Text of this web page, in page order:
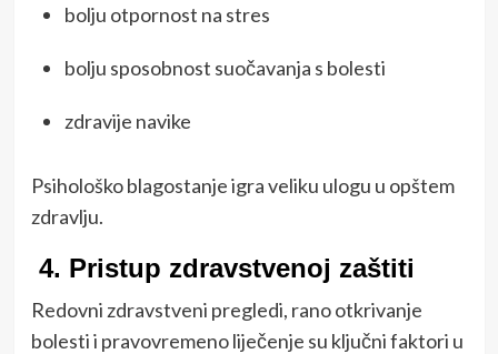
bolju otpornost na stres
bolju sposobnost suočavanja s bolesti
zdravije navike
Psihološko blagostanje igra veliku ulogu u opštem
zdravlju.
4. Pristup zdravstvenoj zaštiti
Redovni zdravstveni pregledi, rano otkrivanje
bolesti i pravovremeno liječenje su ključni faktori u